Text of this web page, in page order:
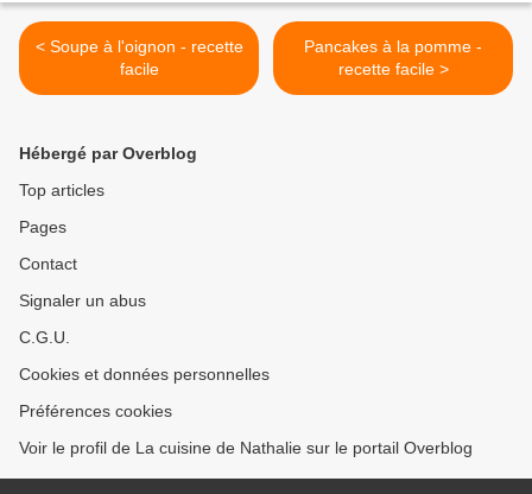
< Soupe à l'oignon - recette
facile
Pancakes à la pomme -
recette facile >
Hébergé par Overblog
Top articles
Pages
Contact
Signaler un abus
C.G.U.
Cookies et données personnelles
Préférences cookies
Voir le profil de La cuisine de Nathalie sur le portail Overblog